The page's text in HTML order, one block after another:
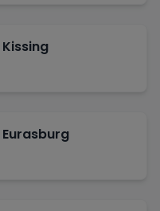
Kissing
Eurasburg